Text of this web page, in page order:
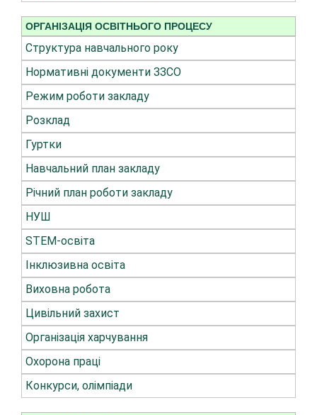
ОРГАНІЗАЦІЯ ОСВІТНЬОГО ПРОЦЕСУ
Структура навчального року
Нормативні документи ЗЗСО
Режим роботи закладу
Розклад
Гуртки
Навчальний план закладу
Річний план роботи закладу
НУШ
STEM-освіта
Інклюзивна освіта
Виховна робота
Цивільний захист
Організація харчування
Охорона праці
Конкурси, олімпіади